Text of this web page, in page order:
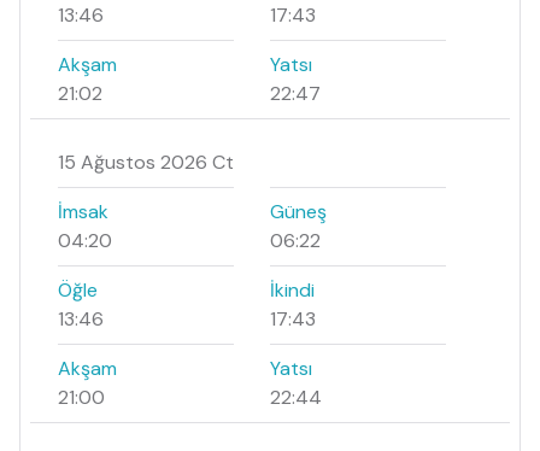
13:46
17:43
Akşam
21:02
Yatsı
22:47
15 Ağustos 2026 Ct
İmsak
04:20
Güneş
06:22
Öğle
13:46
İkindi
17:43
Akşam
21:00
Yatsı
22:44